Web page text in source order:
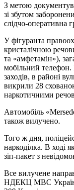
З метою
зі збутом
слідчо-оперативна
У фігуранта
кристалічною
та «амфетамін»),
мобільний телефон.
заходів, в районі
викрили 28
наркотичними
Автомобіль
також вилучено.
Того ж дня,
наркоділка. В ході
зіп-пакет з
Все вилучене
НДЕКЦ МВС